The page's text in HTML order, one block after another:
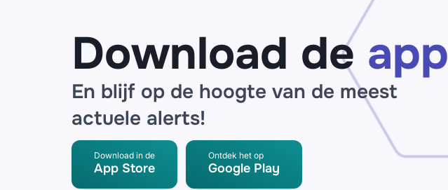
Download de app
En blijf op de hoogte van de meest
actuele alerts!
Download in de
App Store
Ontdek het op
Google Play